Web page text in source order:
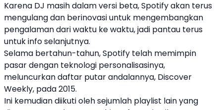
Karena DJ masih dalam versi beta,Spotifyakan terus
mengulang dan berinovasi untuk mengembangkan
pengalaman dari waktu ke waktu, jadi pantau terus
untuk info selanjutnya.
Selama bertahun-tahun,Spotify telah memimpin
pasar dengan teknologi personalisasinya,
meluncurkan daftar putar andalannya, Discover
Weekly, pada 2015.
Ini kemudian diikuti oleh sejumlah playlist lain yang